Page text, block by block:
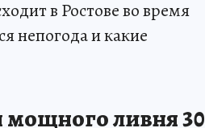
в Ростове во время
непогода и какие
мощного ливня 30